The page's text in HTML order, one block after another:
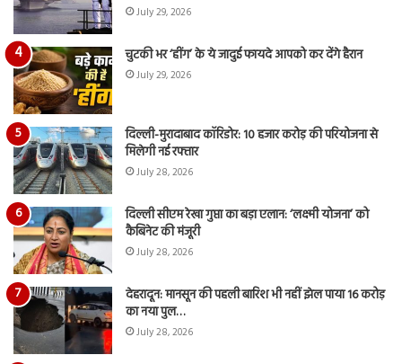
July 29, 2026
चुटकी भर ‘हींग’ के ये जादुई फायदे आपको कर देंगे हैरान
July 29, 2026
दिल्ली-मुरादाबाद कॉरिडोर: 10 हजार करोड़ की परियोजना से
मिलेगी नई रफ्तार
July 28, 2026
दिल्ली सीएम रेखा गुप्ता का बड़ा एलान: ‘लक्ष्मी योजना’ को
कैबिनेट की मंजूरी
July 28, 2026
देहरादून: मानसून की पहली बारिश भी नहीं झेल पाया 16 करोड़
का नया पुल…
July 28, 2026